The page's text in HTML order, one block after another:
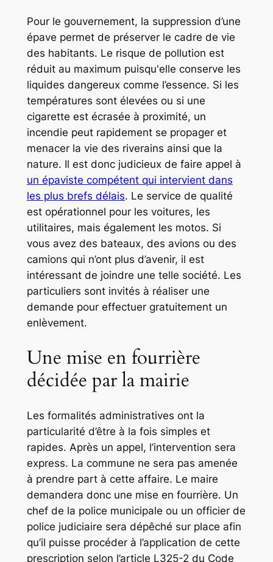
Pour le gouvernement, la suppression d’une
épave permet de préserver le cadre de vie
des habitants. Le risque de pollution est
réduit au maximum puisqu'elle conserve les
liquides dangereux comme l’essence. Si les
températures sont élevées ou si une
cigarette est écrasée à proximité, un
incendie peut rapidement se propager et
menacer la vie des riverains ainsi que la
nature. Il est donc judicieux de faire appel à
un épaviste compétent qui intervient dans
les plus brefs délais. Le service de qualité
est opérationnel pour les voitures, les
utilitaires, mais également les motos. Si
vous avez des bateaux, des avions ou des
camions qui n’ont plus d’avenir, il est
intéressant de joindre une telle société. Les
particuliers sont invités à réaliser une
demande pour effectuer gratuitement un
enlèvement.
Une mise en fourrière
décidée par la mairie
Les formalités administratives ont la
particularité d’être à la fois simples et
rapides. Après un appel, l’intervention sera
express. La commune ne sera pas amenée
à prendre part à cette affaire. Le maire
demandera donc une mise en fourrière. Un
chef de la police municipale ou un officier de
police judiciaire sera dépêché sur place afin
qu’il puisse procéder à l’application de cette
prescription selon l’article L325-2 du Code